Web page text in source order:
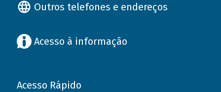
Outros telefones e endereços
Acesso à informação
Acesso Rápido